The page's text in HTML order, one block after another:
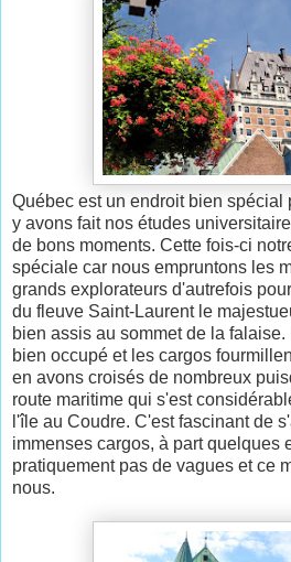
Québec est un endroit bien spécial
y avons fait nos études
de bons moments. Cette fois-ci
spéciale car nous empruntons les
grands explorateurs d'autrefois
du fleuve Saint-Laurent le
bien assis au sommet de la
bien occupé et les cargos
en avons croisés de nombreux
route maritime qui s'est
l'île au Coudre. C'est fascinant de
immenses cargos, à part quelques
pratiquement pas de vagues et ce
nous.